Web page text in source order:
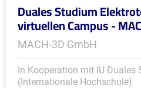
Duales Studium
virtuellen Campus -
MACH-3D GmbH
In Kooperation mit IU Duales
(Internationale Hochschule)